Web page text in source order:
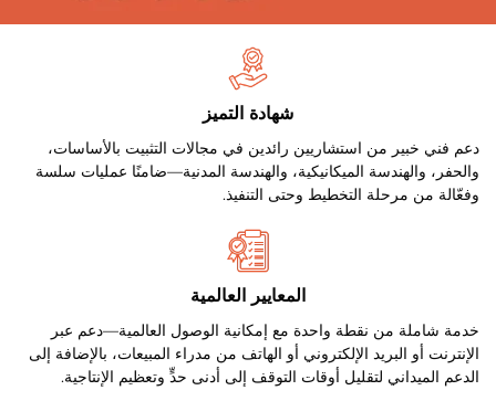
شهادة التميز
دعم فني خبير من استشاريين رائدين في مجالات التثبيت بالأساسات،
والحفر، والهندسة الميكانيكية، والهندسة المدنية—ضامنًا عمليات سلسة
وفعّالة من مرحلة التخطيط وحتى التنفيذ.
المعايير العالمية
خدمة شاملة من نقطة واحدة مع إمكانية الوصول العالمية—دعم عبر
الإنترنت أو البريد الإلكتروني أو الهاتف من مدراء المبيعات، بالإضافة إلى
الدعم الميداني لتقليل أوقات التوقف إلى أدنى حدٍّ وتعظيم الإنتاجية.